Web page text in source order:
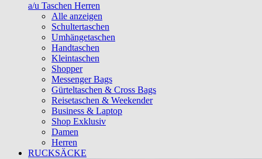
a/u Taschen Herren
Alle anzeigen
Schultertaschen
Umhängetaschen
Handtaschen
Kleintaschen
Shopper
Messenger Bags
Gürteltaschen & Cross Bags
Reisetaschen & Weekender
Business & Laptop
Shop Exklusiv
Damen
Herren
RUCKSÄCKE